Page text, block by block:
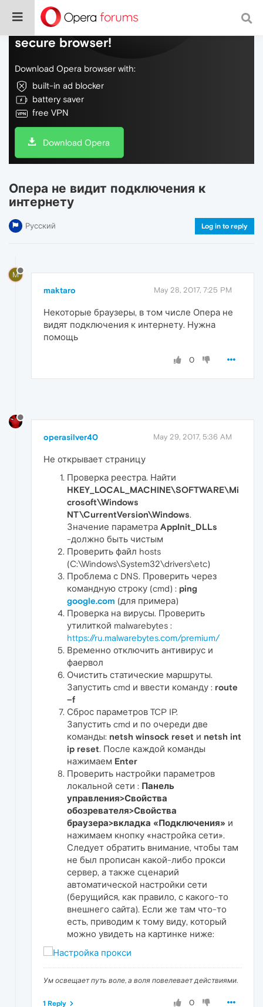
Do more on the web, with a fast and
secure browser!
Download Opera browser with:
built-in ad blocker
battery saver
free VPN
Download Opera
Опера не видит подключения к
интернету
Русский Log in to reply
M
maktaro May 28, 2017, 7:25 PM
Некоторые браузеры, в том числе Опера не
видят подключения к интернету. Нужна
помощь
0
operasilver40 May 29, 2017, 5:36 AM
Не открывает страницу
Проверка реестра. Найти
HKEY_LOCAL_MACHINE\SOFTWARE\Mi
crosoft\Windows
NT\CurrentVersion\Windows.
Значение параметра AppInit_DLLs
-должно быть чистым
Проверить файл hosts
(C:\Windows\System32\drivers\etc)
Проблема с DNS. Проверить через
командную строку (cmd) : ping
google.com (для примера)
Проверка на вирусы. Проверить
утилиткой malwarebytes :
https://ru.malwarebytes.com/premium/
Временно отключить антивирус и
фаервол
Очистить статические маршруты.
Запустить cmd и ввести команду : route
–f
Сброс параметров TCP IP.
Запустить cmd и по очереди две
команды: netsh winsock reset и netsh int
ip reset. После каждой команды
нажимаем Enter
Проверить настройки параметров
локальной сети : Панель
управления>Свойства
обозревателя>Свойства
браузера>вкладка «Подключения» и
нажимаем кнопку «настройка сети».
Следует обратить внимание, чтобы там
не был прописан какой-либо прокси
сервер, а также сценарий
автоматической настройки сети
(берущийся, как правило, с какого-то
внешнего сайта). Если же там что-то
есть, приводим к тому виду, который
можно увидеть на картинке ниже:
Ум освещает путь воле, а воля повелевает действиями.
0
1 Reply